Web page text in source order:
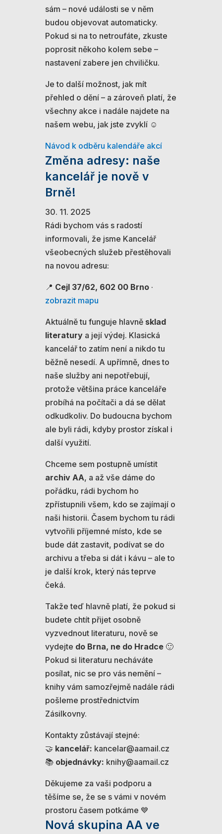
sám – nové události se v něm
budou objevovat automaticky.
Pokud si na to netroufáte, zkuste
poprosit někoho kolem sebe –
nastavení zabere jen chviličku.
Je to další možnost, jak mít
přehled o dění – a zároveň platí, že
všechny akce i nadále najdete na
našem webu, jak jste zvyklí ☺️
Návod k odběru kalendáře akcí
Změna adresy: naše
kancelář je nově v
Brně!
30. 11. 2025
Rádi bychom vás s radostí
informovali, že jsme Kancelář
všeobecných služeb přestěhovali
na novou adresu:
📍 Cejl 37/62, 602 00 Brno·
zobrazit mapu
Aktuálně tu funguje hlavně sklad
literaturya její výdej. Klasická
kancelář to zatím není a nikdo tu
běžně nesedí. A upřímně, dnes to
naše služby ani nepotřebují,
protože většina práce kanceláře
probíhá na počítači a dá se dělat
odkudkoliv. Do budoucna bychom
ale byli rádi, kdyby prostor získal i
další využití.
Chceme sem postupně umístit
archiv AA, a až vše dáme do
pořádku, rádi bychom ho
zpřístupnili všem, kdo se zajímají o
naši historii. Časem bychom tu rádi
vytvořili příjemné místo, kde se
bude dát zastavit, podívat se do
archivu a třeba si dát i kávu – ale to
je další krok, který nás teprve
čeká.
Takže teď hlavně platí, že pokud si
budete chtít přijet osobně
vyzvednout literaturu, nově se
vydejte do Brna, ne do Hradce🙂
Pokud si literaturu necháváte
posílat, nic se pro vás nemění –
knihy vám samozřejmě nadále rádi
pošleme prostřednictvím
Zásilkovny.
Kontakty zůstávají stejné:
🤝 kancelář: kancelar@aamail.cz
📚 objednávky: knihy@aamail.cz
Děkujeme za vaši podporu a
těšíme se, že se s vámi v novém
prostoru časem potkáme 💙
Nová skupina AA ve